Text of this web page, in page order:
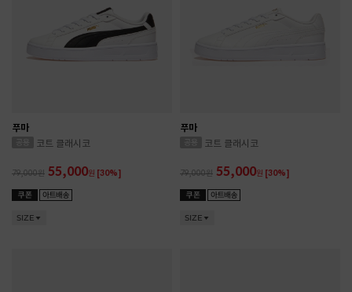
푸마
코트 클래시코
79,000 55,000원 [30%]
SIZE
푸마
코트 클래시코
79,000 55,000원 [30%]
SIZE